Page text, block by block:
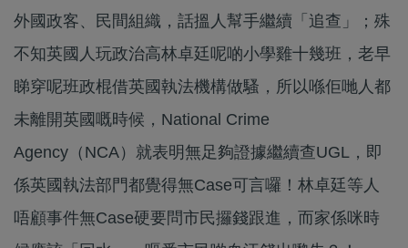
外國政客、民間組織，話搵人幫手繼續「追查」；殊
不知英國人玩政治高林卓廷呢啲小學雞十幾班，老早
睇穿呢班政棍借英國執法機構做騷，所以喺佢哋人都
未離開英國嘅時候，National Crime
Agency（NCA）就表明無足夠證據繼續查UGL，即
係英國執法部門都覺得無Case可言囉！林卓廷等人
唔顧事件無Case硬要問市民攞錢跟進，而家係咪時